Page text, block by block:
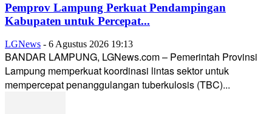
Pemprov Lampung Perkuat Pendampingan
Kabupaten untuk Percepat...
LGNews - 6 Agustus 2026 19:13
BANDAR LAMPUNG, LGNews.com – Pemerintah Provinsi
Lampung memperkuat koordinasi lintas sektor untuk
mempercepat penanggulangan tuberkulosis (TBC)...